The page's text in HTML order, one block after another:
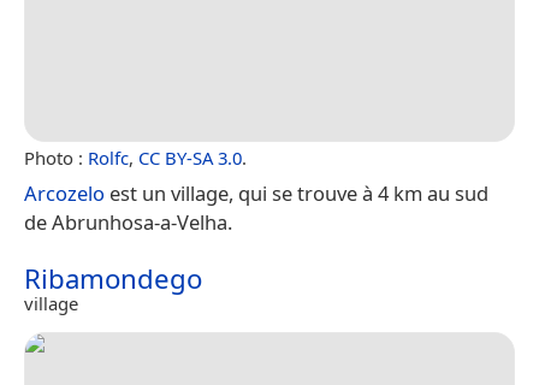
Photo : Rolfc, CC BY-SA 3.0.
Arcozelo est un village, qui se trouve à 4 km au sud
de Abrunhosa-a-Velha.
Ribamondego
village